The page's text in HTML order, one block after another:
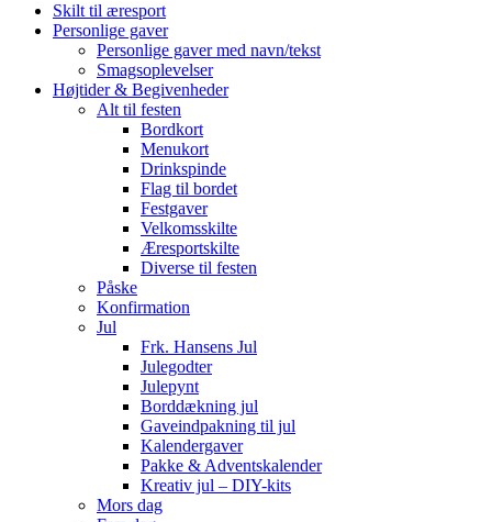
Skilt til æresport
Personlige gaver
Personlige gaver med navn/tekst
Smagsoplevelser
Højtider & Begivenheder
Alt til festen
Bordkort
Menukort
Drinkspinde
Flag til bordet
Festgaver
Velkomsskilte
Æresportskilte
Diverse til festen
Påske
Konfirmation
Jul
Frk. Hansens Jul
Julegodter
Julepynt
Borddækning jul
Gaveindpakning til jul
Kalendergaver
Pakke & Adventskalender
Kreativ jul – DIY-kits
Mors dag